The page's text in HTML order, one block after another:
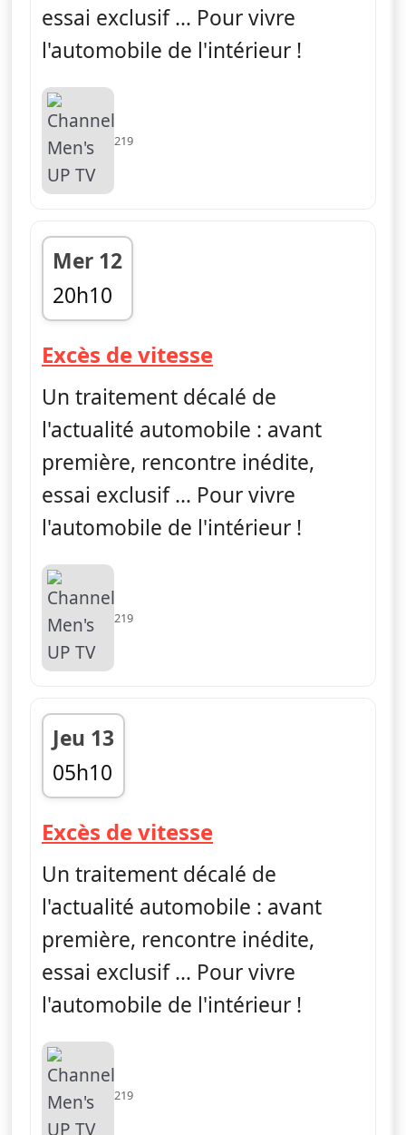
essai exclusif … Pour vivre
l'automobile de l'intérieur !
219
Mer 12
20h10
fin 20h30
Excès de vitesse— Excès de
Un traitement décalé de
l'actualité automobile : avant
première, rencontre inédite,
essai exclusif … Pour vivre
l'automobile de l'intérieur !
219
Jeu 13
05h10
fin 05h30
Excès de vitesse— Excès de
Un traitement décalé de
l'actualité automobile : avant
première, rencontre inédite,
essai exclusif … Pour vivre
l'automobile de l'intérieur !
219